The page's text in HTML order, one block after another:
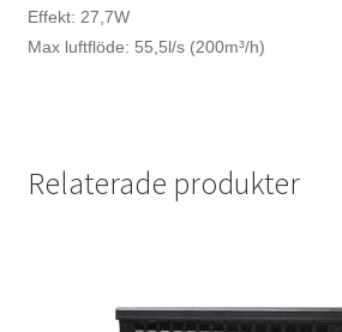
Effekt: 27,7W
Max luftflöde: 55,5l/s (200m³/h)
Relaterade produkter